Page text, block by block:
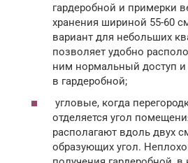
гардеробной и примерки
хранения шириной 55-60
вариант для небольших
позволяет удобно
ним нормальный доступ и
в гардеробной;
угловые, когда
отделяется угол
располагают вдоль двух
образующих угол.